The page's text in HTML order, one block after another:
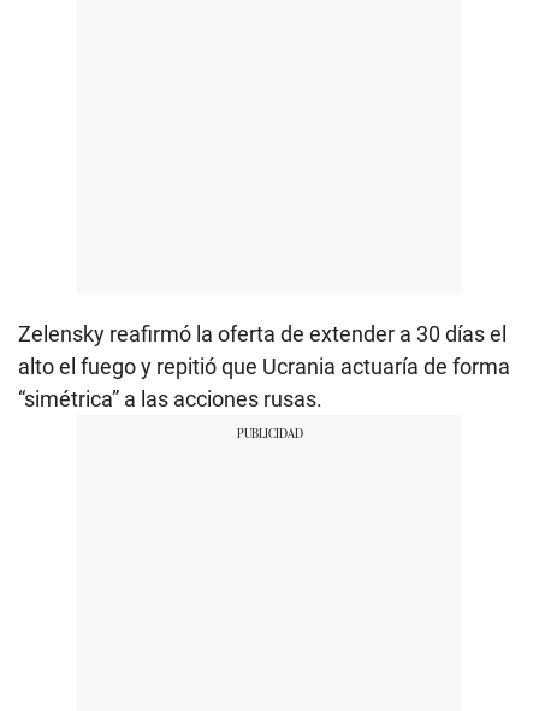
Zelensky reafirmó la oferta de extender a 30 días el
alto el fuego y repitió que Ucrania actuaría de forma
“simétrica” a las acciones rusas.